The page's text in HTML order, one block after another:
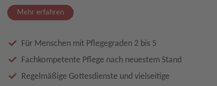
Mehr erfahren
Für Menschen mit Pflegegraden 2 bis 5
Fachkompetente Pflege nach neuestem Stand
Regelmäßige Gottesdienste und vielseitige